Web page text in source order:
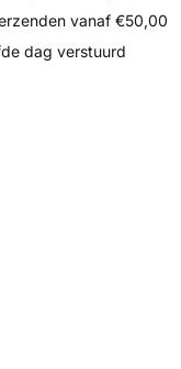
vanaf €50,00
dag verstuurd